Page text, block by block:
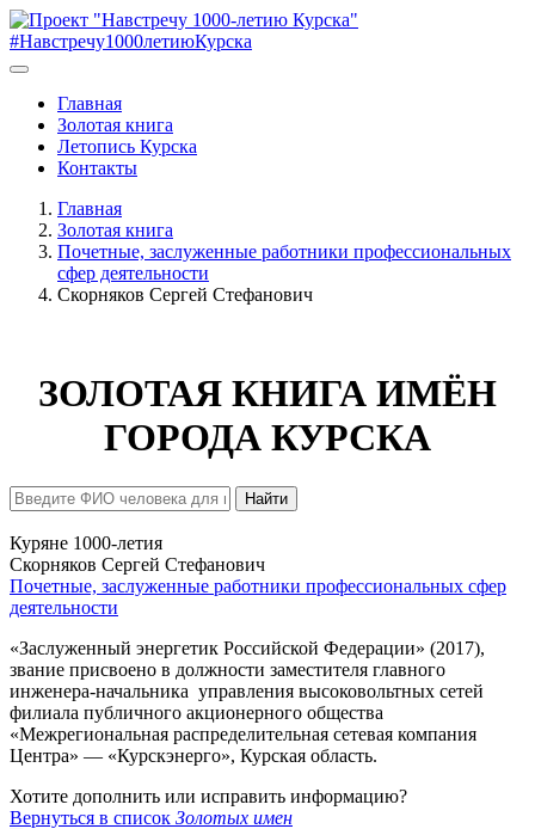
#Навстречу1000летиюКурска
Главная
Золотая книга
Летопись Курска
Контакты
Главная
Золотая книга
Почетные, заслуженные работники профессиональных
сфер деятельности
Скорняков Сергей Стефанович
ЗОЛОТАЯ КНИГА ИМЁН
ГОРОДА КУРСКА
Найти
Куряне 1000-летия
Скорняков Сергей Стефанович
Почетные, заслуженные работники профессиональных сфер
деятельности
«Заслуженный энергетик Российской Федерации» (2017),
звание присвоено в должности заместителя главного
инженера-начальника управления высоковольтных сетей
филиала публичного акционерного общества
«Межрегиональная распределительная сетевая компания
Центра» — «Курскэнерго», Курская область.
Хотите дополнить или исправить информацию?
Вернуться в список Золотых имен